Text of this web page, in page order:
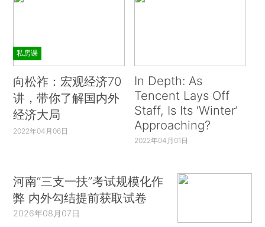
私房课
向松祚：宏观经济70
讲，带你了解国内外
经济大局
2022年04月06日
In Depth: As
Tencent Lays Off
Staff, Is Its ‘Winter’
Approaching?
2022年04月01日
河南“三支一扶”考试规模化作
弊 内外勾结提前获取试卷
2026年08月07日